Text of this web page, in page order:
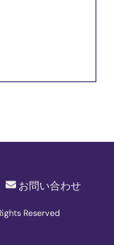
お問い合わせ
Reserved